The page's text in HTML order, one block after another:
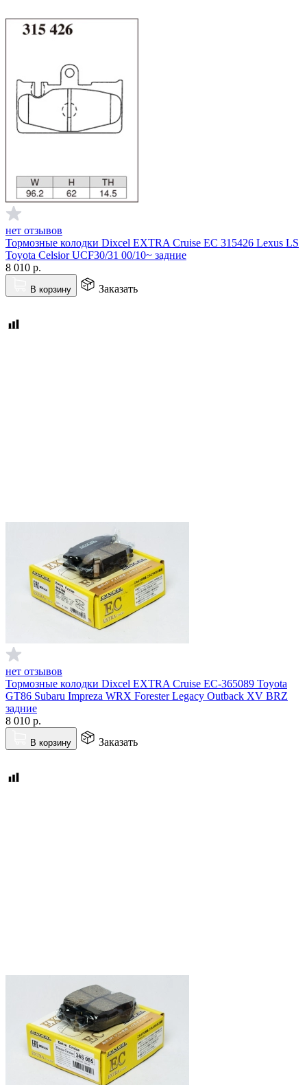
нет отзывов
Тормозные колодки Dixcel EXTRA Cruise EC 315426 Lexus LS
Toyota Celsior UCF30/31 00/10~ задние
8 010 р.
В корзину Заказать
нет отзывов
Тормозные колодки Dixcel EXTRA Cruise EC-365089 Toyota
GT86 Subaru Impreza WRX Forester Legacy Outback XV BRZ
задние
8 010 р.
В корзину Заказать